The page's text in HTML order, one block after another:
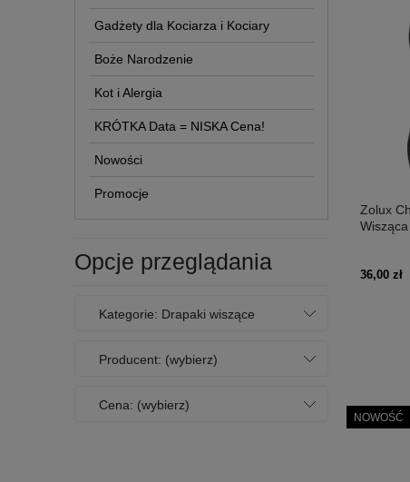
Gadżety dla Kociarza i Kociary
Boże Narodzenie
Kot i Alergia
KRÓTKA Data = NISKA Cena!
Nowości
Promocje
Opcje przeglądania
Kategorie: Drapaki wiszące
Producent: (wybierz)
Cena: (wybierz)
Zolux
36,00 zł
NOWOŚĆ